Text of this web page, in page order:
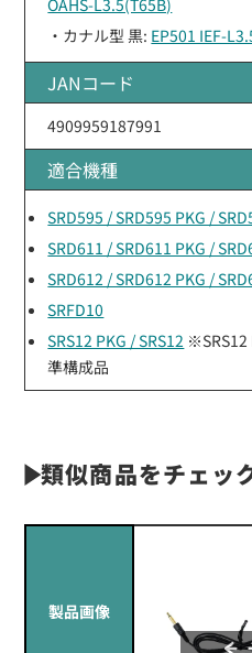
・カナル型 黒: EP501 IEF-
JANコード
4909959187991
適合機種
SRD595 / SRD595 PKG /
SRD611 / SRD611 PKG /
SRD612 / SRD612 PKG /
SRFD10
SRS12 PKG / SRS12 ※SRS12
準構成品
類似商品をチェッ
製品画像